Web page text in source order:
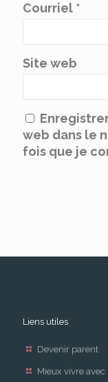
Courriel *
Site web
web dans le
fois que je
Liens utiles
Devenir parent
Mieux vivre